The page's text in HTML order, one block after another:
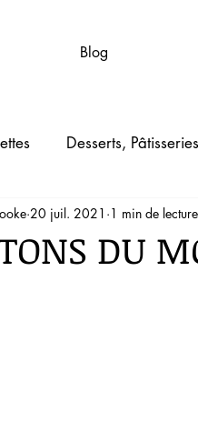
Blog
Desserts,
de compagnie
DU
20 juil. 2021 1 min de lecture